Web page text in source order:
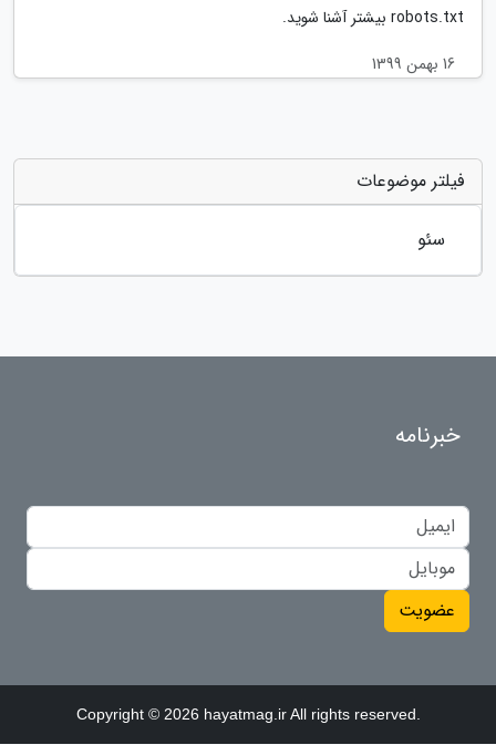
robots.txt بیشتر آشنا شوید.
16 بهمن 1399
فیلتر موضوعات
سئو
خبرنامه
عضویت
Copyright © 2026 hayatmag.ir All rights reserved.